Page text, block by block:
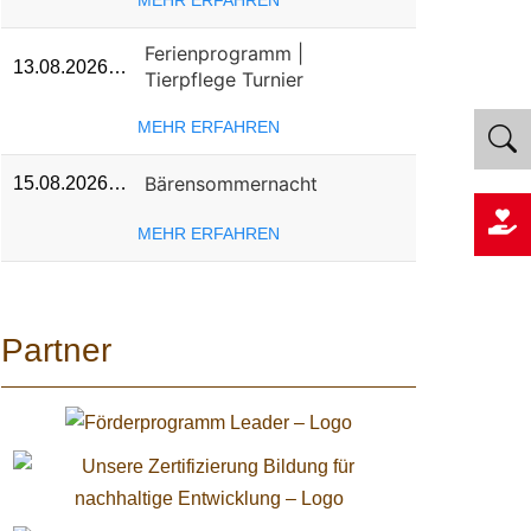
13.08.2026…
Ferienprogramm |
Tierpflege Turnier
MEHR ERFAHREN
15.08.2026… Bärensommernacht
MEHR ERFAHREN
Partner